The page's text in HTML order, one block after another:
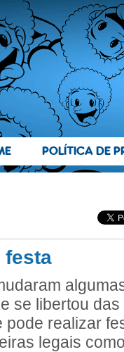
POLÍTICA DE
festa
se libertou
pode realizar
legais